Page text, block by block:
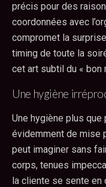
précis pour des
coordonnées avec
compromet la
timing de toute la
cet art subtil du « bon
Une hygiène
Une hygiène plus
évidemment de mise
peut imaginer sans
corps, tenues
la cliente se sente